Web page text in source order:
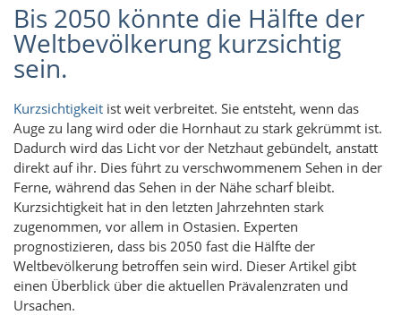
Bis 2050 könnte die Hälfte der
Weltbevölkerung kurzsichtig
sein.
Kurzsichtigkeit ist weit verbreitet. Sie entsteht, wenn das
Auge zu lang wird oder die Hornhaut zu stark gekrümmt ist.
Dadurch wird das Licht vor der Netzhaut gebündelt, anstatt
direkt auf ihr. Dies führt zu verschwommenem Sehen in der
Ferne, während das Sehen in der Nähe scharf bleibt.
Kurzsichtigkeit hat in den letzten Jahrzehnten stark
zugenommen, vor allem in Ostasien. Experten
prognostizieren, dass bis 2050 fast die Hälfte der
Weltbevölkerung betroffen sein wird. Dieser Artikel gibt
einen Überblick über die aktuellen Prävalenzraten und
Ursachen.